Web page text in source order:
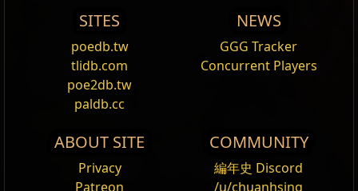
火彈
朝目標發射一個火焰
炸，並對小範圍內的敵人造成傷害。
冰霜新星
朝所有方向施展一道寒冰之潮，根據敵人與你的距離
擊退。如果在寒冰彈 投射物附近施放冰霜新星，
1.00 秒
等級 (1—90),(4
你施放的
下一個可重複法術
導技能或具有冷卻時間的技能。
被強化技能的(1010— 1200)
%施法時間會被加到此技能的冷
額外 次
效率 I
輔助任何技能，使其使用消耗減少。無法輔助保留
的技能。
效率 II
魂的技能。
1.00 秒
等級 (1—90)
你施放的
下一個可重複法術
導技能或具有冷卻時間的技能。
被強化技能的(1010— 1200)
%施法時間會被加到此技能的冷
額外 次
效率 I
輔助任何技能，使其使用消耗減少。無法輔助保留
的技能。
效率 II
魂的技能。
SITES
poedb.tw
tlidb.com
poe2db.tw
paldb.cc
NEWS
GGG Tracker
Concurrent Players
ABOUT SITE
Privacy
Patreon
COMMUNITY
編年史 Discord
/u/chuanhsing